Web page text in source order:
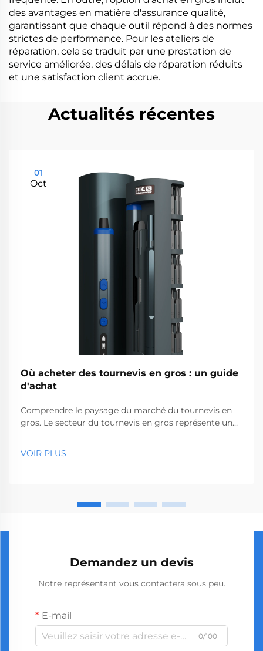
des avantages en matière d'assurance qualité,
garantissant que chaque outil répond à des normes
strictes de performance. Pour les ateliers de
réparation, cela se traduit par une prestation de
service améliorée, des délais de réparation réduits
et une satisfaction client accrue.
Actualités récentes
01
Oct
Où acheter des tournevis en gros : un guide
d'achat
Comprendre le paysage du marché du tournevis en
gros. Le secteur du tournevis en gros représente un
quincailleries aux sociétés de construction. Avec la
VOIR PLUS
Demandez un devis
Notre représentant vous contactera sous peu.
E-mail
0/100